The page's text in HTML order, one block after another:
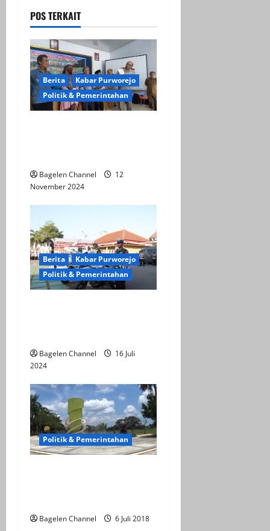
a
v
i
g
a
i
o
POS TERKAIT
Berita
Kabar Purworejo
Politik & Pemerintahan
Bagelen Channel
12
November 2024
Berita
Kabar Purworejo
Politik & Pemerintahan
Bagelen Channel
16 Juli
2024
Politik & Pemerintahan
Bagelen Channel 6 Juli 2018